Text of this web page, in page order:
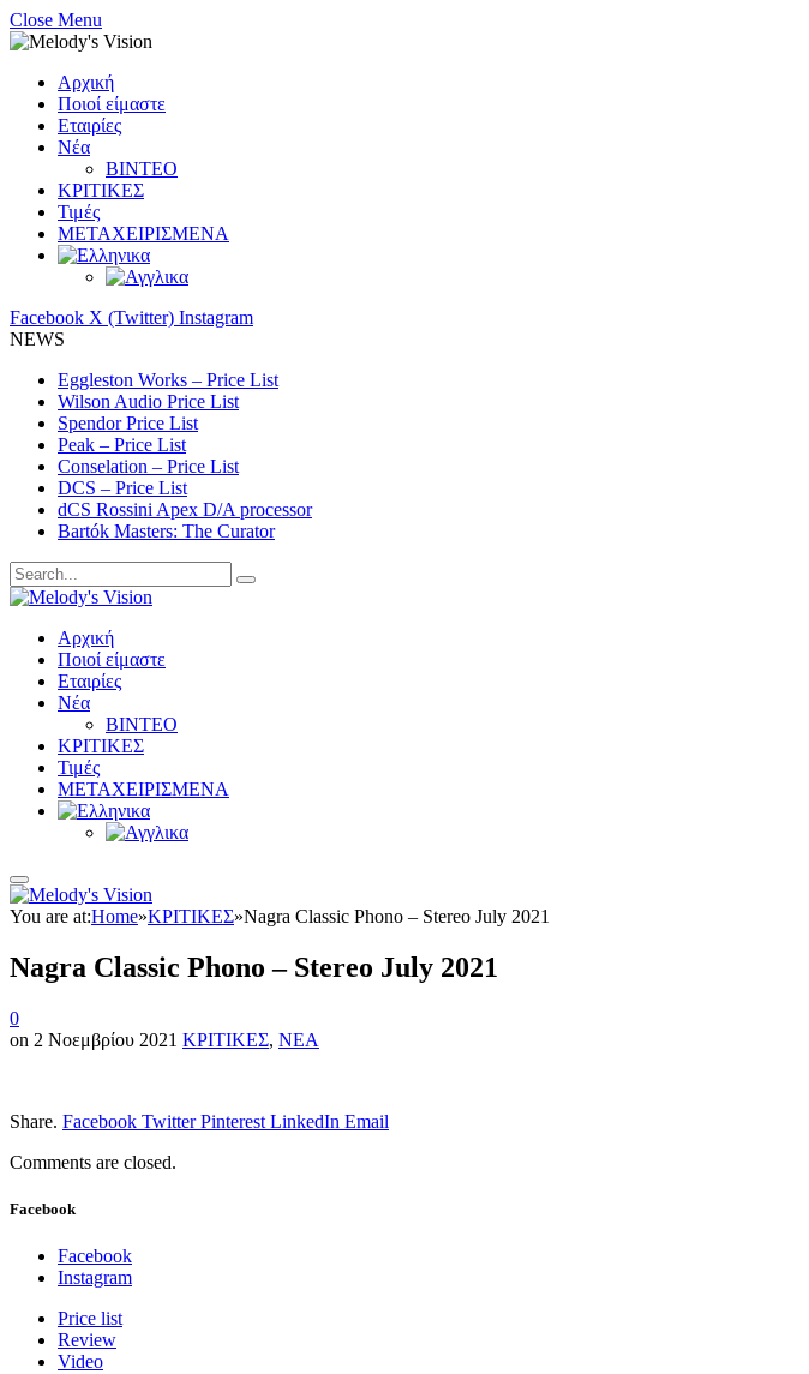
Close Menu
Αρχική
Ποιοί είμαστε
Εταιρίες
Νέα
ΒΙΝΤΕΟ
ΚΡΙΤΙΚΕΣ
Τιμές
ΜΕΤΑΧΕΙΡΙΣΜΕΝΑ
Facebook X (Twitter) Instagram
NEWS
Eggleston Works – Price List
Wilson Audio Price List
Spendor Price List
Peak – Price List
Conselation – Price List
DCS – Price List
dCS Rossini Apex D/A processor
Bartók Masters: The Curator
Αρχική
Ποιοί είμαστε
Εταιρίες
Νέα
ΒΙΝΤΕΟ
ΚΡΙΤΙΚΕΣ
Τιμές
ΜΕΤΑΧΕΙΡΙΣΜΕΝΑ
You are at:Home»ΚΡΙΤΙΚΕΣ»Nagra Classic Phono – Stereo July 2021
Nagra Classic Phono – Stereo July 2021
0
on 2 Νοεμβρίου 2021 ΚΡΙΤΙΚΕΣ, ΝΕΑ
Share. Facebook Twitter Pinterest LinkedIn Email
Comments are closed.
Facebook
Facebook
Instagram
Price list
Review
Video